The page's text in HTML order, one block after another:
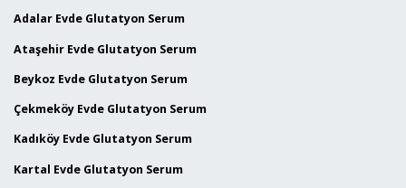
Adalar Evde Glutatyon Serum
Ataşehir Evde Glutatyon Serum
Beykoz Evde Glutatyon Serum
Çekmeköy Evde Glutatyon Serum
Kadıköy Evde Glutatyon Serum
Kartal Evde Glutatyon Serum